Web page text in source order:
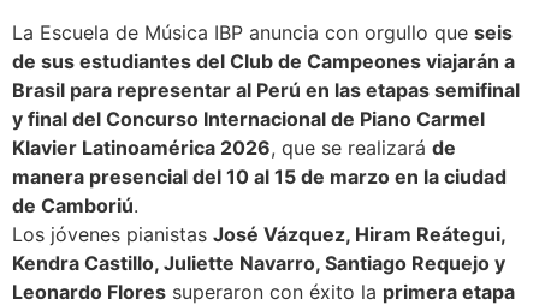
La Escuela de Música IBP anuncia con orgullo que seis
de sus estudiantes del Club de Campeones viajarán a
Brasil para representar al Perú en las etapas semifinal
y final del Concurso Internacional de Piano Carmel
Klavier Latinoamérica 2026, que se realizará de
manera presencial del 10 al 15 de marzo en la ciudad
de Camboriú.
Los jóvenes pianistas José Vázquez, Hiram Reátegui,
Kendra Castillo, Juliette Navarro, Santiago Requejo y
Leonardo Flores superaron con éxito la primera etapa